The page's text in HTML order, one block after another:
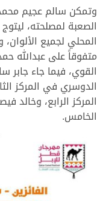
وتمكن سالم عجيم
المحلي لجميع
متفوقاً على عبدالله
القوي، فيما جاء
الدوسري في المركز
المركز الرابع،
الخامس.